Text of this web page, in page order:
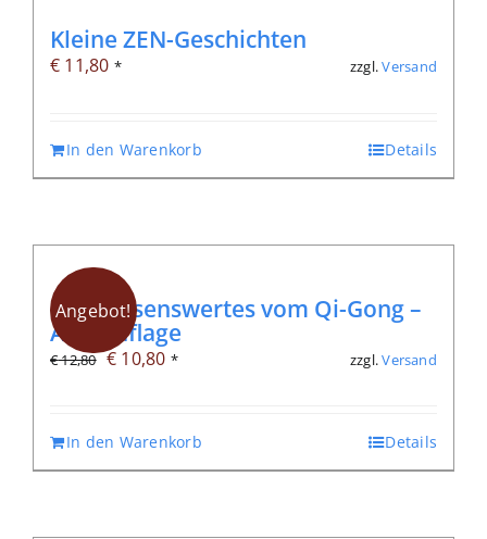
Kleine ZEN-Geschichten
€ 11,80 * zzgl.Versand
In den Warenkorb Details
Angebot!
Lie: Wissenswertes vom Qi-Gong –
Alte Auflage
€12,80 Ursprünglicher
€ 12,80
€ 10,80Aktueller
€ 10,80.
* zzgl.Versand
In den Warenkorb Details